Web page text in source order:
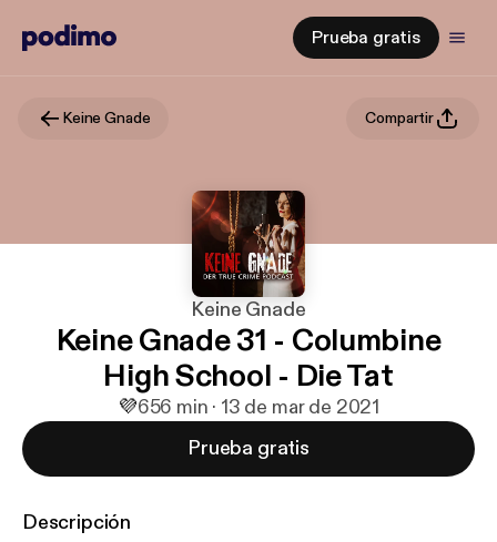
Prueba gratis
Keine Gnade Compartir
Keine Gnade
Keine Gnade 31 - Columbine
High School - Die Tat
💜656 min · 13 de mar de 2021
Prueba gratis
Descripción